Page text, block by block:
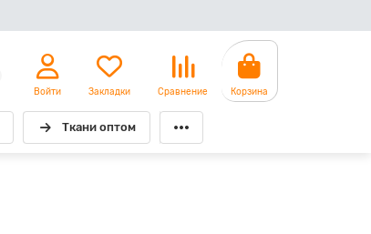
Войти Закладки Сравнение Корзина
Ткани оптом